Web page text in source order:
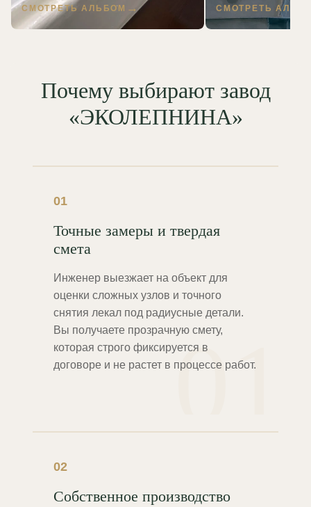
СМОТРЕТЬ АЛЬБОМ СМОТРЕТЬ
Почему выбирают завод
«ЭКОЛЕПНИНА»
01
01
Точные замеры и твердая
смета
Инженер выезжает на объект для
оценки сложных узлов и точного
снятия лекал под радиусные детали.
Вы получаете прозрачную смету,
которая строго фиксируется в
договоре и не растет в процессе работ.
02
Собственное производство